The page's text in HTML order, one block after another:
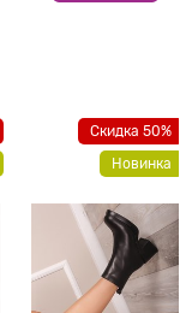
Скидка 50%
Новинка